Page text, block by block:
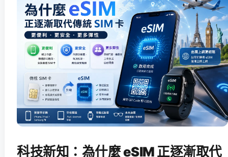
科技新知：為什麼 eSIM 正逐漸取代